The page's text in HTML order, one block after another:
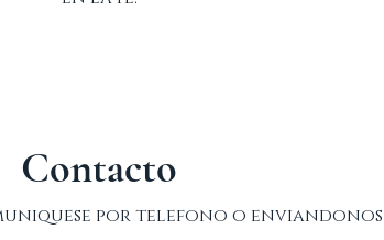
Contacto
por telefono o enviandonos